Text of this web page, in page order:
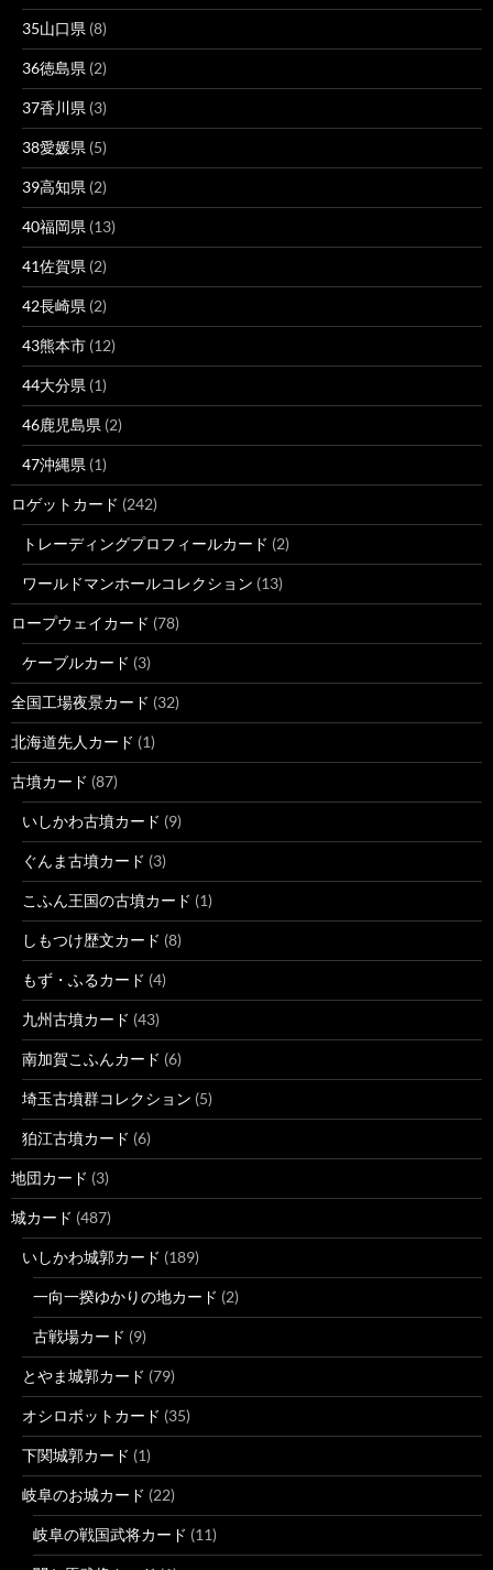
35山口県 (8)
36徳島県 (2)
37香川県 (3)
38愛媛県 (5)
39高知県 (2)
40福岡県 (13)
41佐賀県 (2)
42長崎県 (2)
43熊本市 (12)
44大分県 (1)
46鹿児島県 (2)
47沖縄県 (1)
ロゲットカード (242)
トレーディングプロフィールカード (2)
ワールドマンホールコレクション (13)
ロープウェイカード (78)
ケーブルカード (3)
全国工場夜景カード (32)
北海道先人カード (1)
古墳カード (87)
いしかわ古墳カード (9)
ぐんま古墳カード (3)
こふん王国の古墳カード (1)
しもつけ歴文カード (8)
もず・ふるカード (4)
九州古墳カード (43)
南加賀こふんカード (6)
埼玉古墳群コレクション (5)
狛江古墳カード (6)
地団カード (3)
城カード (487)
いしかわ城郭カード (189)
一向一揆ゆかりの地カード (2)
古戦場カード (9)
とやま城郭カード (79)
オシロボットカード (35)
下関城郭カード (1)
岐阜のお城カード (22)
岐阜の戦国武将カード (11)